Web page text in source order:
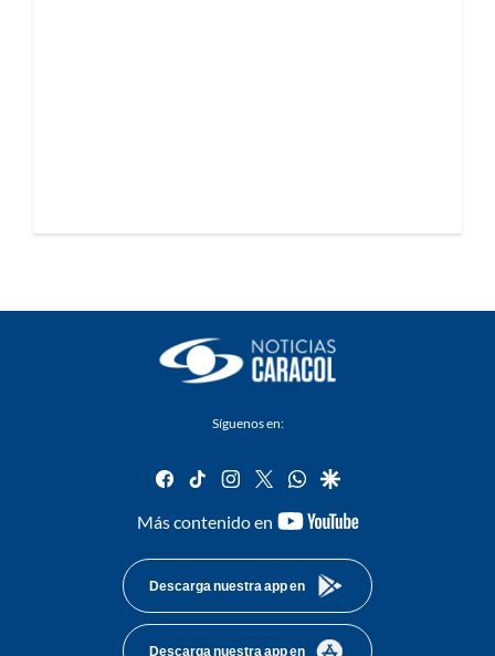
Síguenos en:
facebook
tiktok instagram
twitterwhatsapp
google
Más contenido en
youtube-
Descarga nuestra app en
Descarga nuestra app en